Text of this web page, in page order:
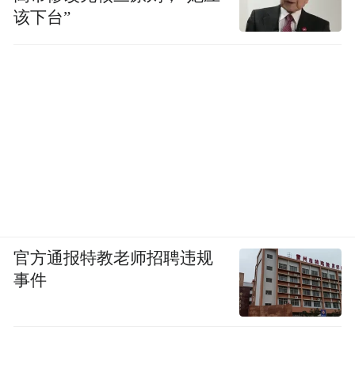
该下台”
官方通报特教老师招聘违规
事件